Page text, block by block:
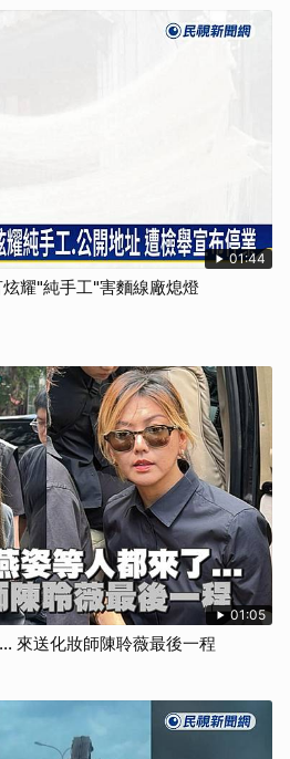
01:44
耀"純手工"害麵線廠熄燈
01:05
來送化妝師陳聆薇最後一程